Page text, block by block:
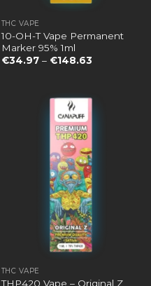
THC VAPE
10-OH-T Vape Permanent
Marker 95% 1ml
€34.97 – €148.63
THC VAPE
THP420 Vape – Original Z